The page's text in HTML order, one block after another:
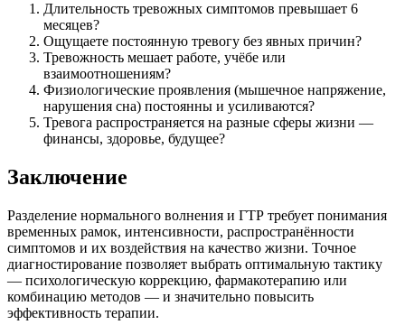
Длительность тревожных симптомов превышает 6
месяцев?
Ощущаете постоянную тревогу без явных причин?
Тревожность мешает работе, учёбе или
взаимоотношениям?
Физиологические проявления (мышечное напряжение,
нарушения сна) постоянны и усиливаются?
Тревога распространяется на разные сферы жизни —
финансы, здоровье, будущее?
Заключение
Разделение нормального волнения и ГТР требует понимания
временных рамок, интенсивности, распространённости
симптомов и их воздействия на качество жизни. Точное
диагностирование позволяет выбрать оптимальную тактику
— психологическую коррекцию, фармакотерапию или
комбинацию методов — и значительно повысить
эффективность терапии.